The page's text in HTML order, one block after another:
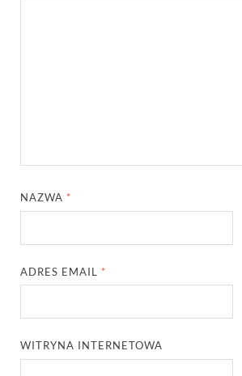
NAZWA *
ADRES EMAIL *
WITRYNA INTERNETOWA